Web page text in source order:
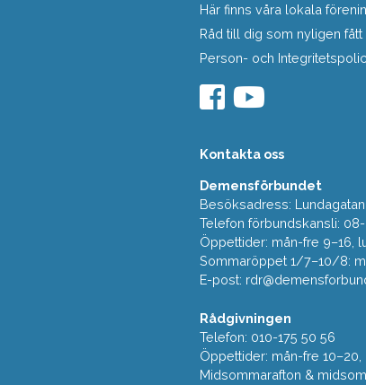
Här finns våra lokala
Råd till dig som nyligen
Person- och
Kontakta oss
Demensförbundet
Besöksadress:
Telefon förbundskansli:
Öppettider: mån-fre 9–16,
Sommaröppet 1/7–10/8:
E-post:
Rådgivningen
Telefon: 010-175 50 56
Öppettider: mån-fre 10–20,
Midsommarafton &